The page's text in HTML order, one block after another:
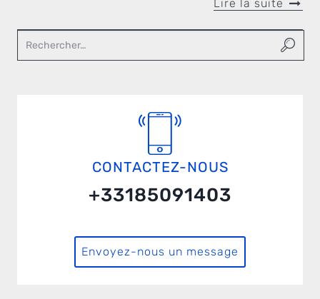
Lire la suite
CONTACTEZ-NOUS
+33185091403
Envoyez-nous un message